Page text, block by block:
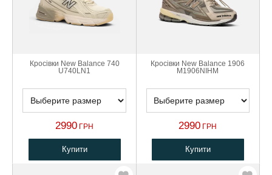
Кросівки New Balance 740
U740LN1
2990 ГРН
Купити
Кросівки New Balance 1906
M1906NIHM
2990 ГРН
Купити